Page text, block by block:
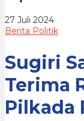
27 Juli 2024oleh
Berita Politik
Sugiri
Terima
Pilkada